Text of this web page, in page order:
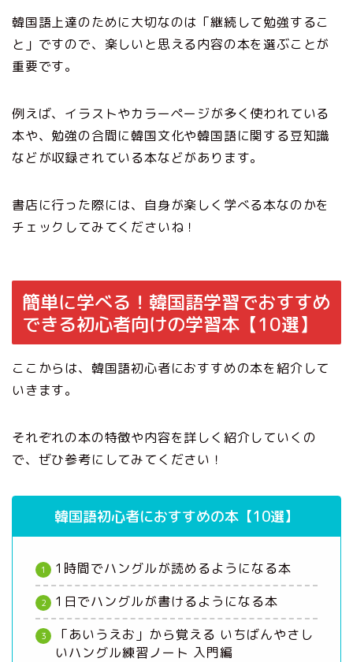
韓国語上達のために大切なのは「継続して勉強するこ
と」ですので、楽しいと思える内容の本を選ぶことが
重要です。
例えば、イラストやカラーページが多く使われている
本や、勉強の合間に韓国文化や韓国語に関する豆知識
などが収録されている本などがあります。
書店に行った際には、自身が楽しく学べる本なのかを
チェックしてみてくださいね！
簡単に学べる！韓国語学習でおすすめ
できる初心者向けの学習本【10選】
ここからは、韓国語初心者におすすめの本を紹介して
いきます。
それぞれの本の特徴や内容を詳しく紹介していくの
で、ぜひ参考にしてみてください！
韓国語初心者におすすめの本【10選】
1時間でハングルが読めるようになる本
1日でハングルが書けるようになる本
「あいうえお」から覚える いちばんやさし
いハングル練習ノート 入門編